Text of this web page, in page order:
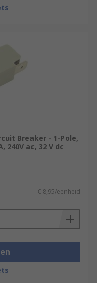
Breaker - 1-Pole,
240V ac, 32 V dc
€ 8,95/eenheid